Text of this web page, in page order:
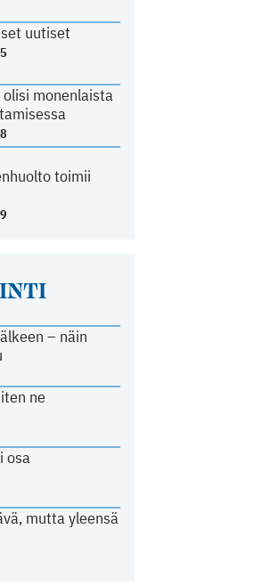
uutiset
monenlaista
toimii
– näin
ne
osa
mutta yleensä